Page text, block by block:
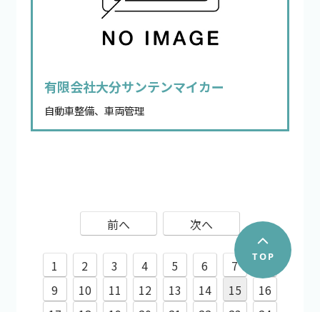
有限会社大分サンテンマイカー
自動車整備、車両管理
前へ 次へ
1 2 3 4 5 6 7
8
9
10 11 12 13 14 15
16